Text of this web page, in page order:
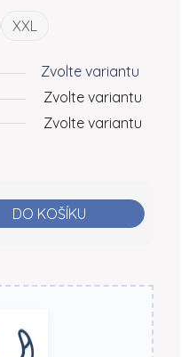
XXL
Zvolte variantu
Zvolte variantu
Zvolte variantu
DO KOŠÍKU